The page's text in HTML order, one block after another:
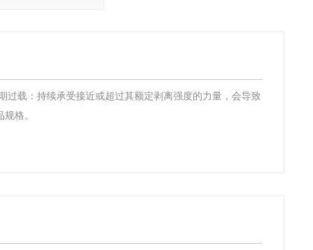
载：持续承受接近或超过其额定剥离强度的力量，会导致
格。